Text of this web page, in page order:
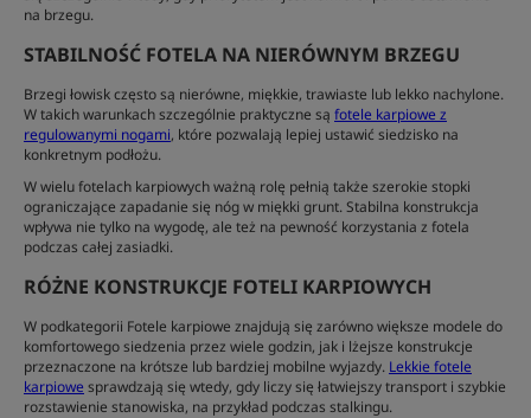
na brzegu.
STABILNOŚĆ FOTELA NA NIERÓWNYM BRZEGU
Brzegi łowisk często są nierówne, miękkie, trawiaste lub lekko nachylone.
W takich warunkach szczególnie praktyczne są fotele karpiowe z
regulowanymi nogami, które pozwalają lepiej ustawić siedzisko na
konkretnym podłożu.
W wielu fotelach karpiowych ważną rolę pełnią także szerokie stopki
ograniczające zapadanie się nóg w miękki grunt. Stabilna konstrukcja
wpływa nie tylko na wygodę, ale też na pewność korzystania z fotela
podczas całej zasiadki.
RÓŻNE KONSTRUKCJE FOTELI KARPIOWYCH
W podkategorii Fotele karpiowe znajdują się zarówno większe modele do
komfortowego siedzenia przez wiele godzin, jak i lżejsze konstrukcje
przeznaczone na krótsze lub bardziej mobilne wyjazdy. Lekkie fotele
karpiowe sprawdzają się wtedy, gdy liczy się łatwiejszy transport i szybkie
rozstawienie stanowiska, na przykład podczas stalkingu.